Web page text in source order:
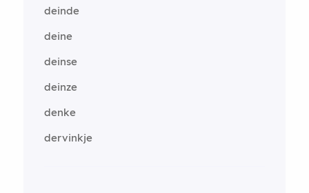
deinde
deine
deinse
deinze
denke
dervinkje